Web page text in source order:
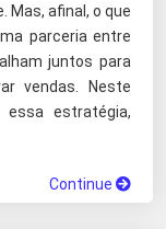
Mas, afinal, o que
parceria entre
juntos para
vendas. Neste
estratégia,
Continue